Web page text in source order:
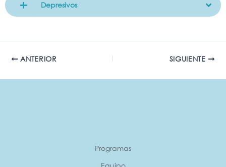
Depresivos
ANTERIOR SIGUIENTE
Programas